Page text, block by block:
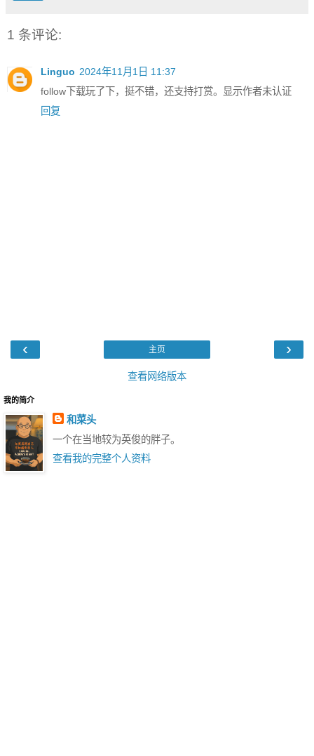
1 条评论:
Linguo 2024年11月1日 11:37
follow下载玩了下，挺不错，还支持打赏。显示作者未认证
回复
‹ ›
主页
查看网络版本
我的简介
和菜头
一个在当地较为英俊的胖子。
查看我的完整个人资料